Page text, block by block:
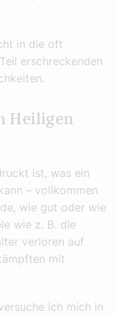
in die oft
erschreckenden
Heiligen
ist, was ein
– vollkommen
wie gut oder wie
wie z. B. die
verloren auf
mit
ich mich in